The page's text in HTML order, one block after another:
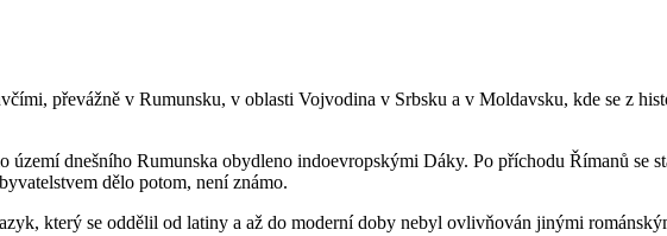
převážně v Rumunsku, v oblasti Vojvodina v Srbsku a v Moldavsku, kde se z
dnešního Rumunska obydleno indoevropskými Dáky. Po příchodu Římanů se
dělo potom, není známo.
který se oddělil od latiny a až do moderní doby nebyl ovlivňován jinými